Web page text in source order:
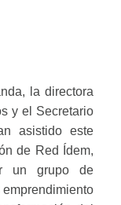
la directora
y el Secretario
asistido este
de Red Ídem,
un grupo de